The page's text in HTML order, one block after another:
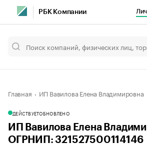
РБК Компании
Главная ИП Вавилова Елена Владимировна
ДЕЙСТВУЕТОБНОВЛЕНО
ИП Вавилова Елена
ОГРНИП: 321527500114146